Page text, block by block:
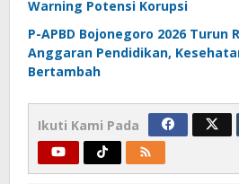
Warning Potensi Korupsi
P-APBD Bojonegoro 2026 Turun
Anggaran Pendidikan,
Bertambah
Ikuti Kami Pada